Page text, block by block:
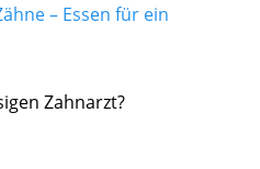
– Essen für ein
Zahnarzt?